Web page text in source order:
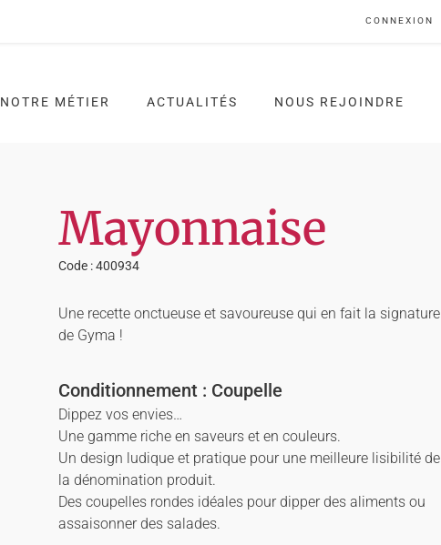
CONNEXION
NOTRE MÉTIER ACTUALITÉS NOUS REJOINDRE
Mayonnaise
Code : 400934
Une recette onctueuse et savoureuse qui en fait la signature
de Gyma !
Conditionnement : Coupelle
Dippez vos envies…
Une gamme riche en saveurs et en couleurs.
Un design ludique et pratique pour une meilleure lisibilité de
la dénomination produit.
Des coupelles rondes idéales pour dipper des aliments ou
assaisonner des salades.